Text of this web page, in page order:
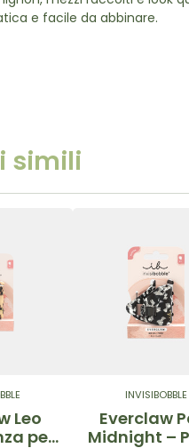
e facile da abbinare.
simili
Leo
per
INVISIBOBBLE
Everclaw
Midnight –